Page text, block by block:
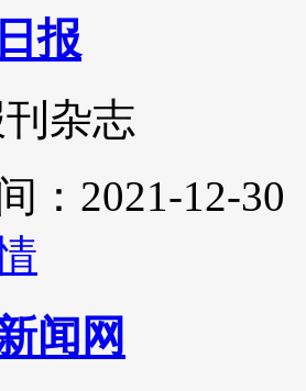
报
杂志
：2021-12-30
闻网